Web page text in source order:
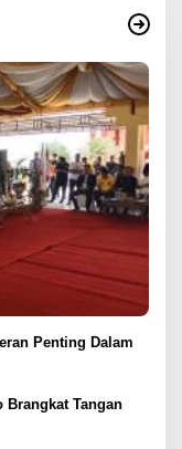
Penting Dalam
Brangkat Tangan